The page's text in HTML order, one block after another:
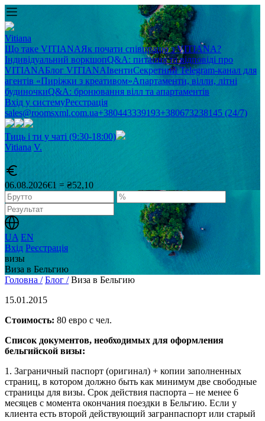
Vitiana
Що таке VITIANAЯк почати співпрацю з VITIANA?
Індивідуальний воркшопQ&A: питання та відповіді про
VITIANAБлог VITIANAІвентиСекретний Telegram-канал для
агентів «Пиріжки з креативом»Апартаменти, вілли, літні
будиночкиQ&A: бронювання вілл та апартаментів
Вхід у системуРеєстрація
sales@roomsxml.com.ua+380443339193+380673238145 (24/7)
Тиць і ти у чаті (9:30-18:00)
Vitiana V.
06.08.2026€1 = ₴52,10
UA EN
Вхід Реєстрація
визы
Виза в Бельгию
Головна / Блог / Виза в Бельгию
15.01.2015
Стоимость: 80 евро с чел.
Список документов, необходимых для оформления
бельгийской визы:
1. Заграничный паспорт (оригинал) + копии заполненных
страниц, в котором должно быть как минимум две свободные
страницы для визы. Срок действия паспорта – не менее 6
месяцев с момента окончания поездки в Бельгию. Если у
клиента есть второй действующий загранпаспорт или старый